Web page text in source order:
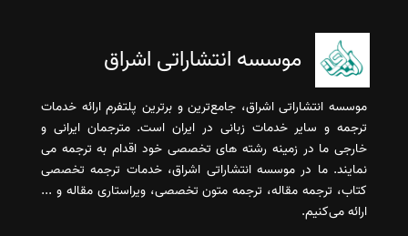
موسسه انتشاراتی اشراق
موسسه انتشاراتی اشراق، جامع‌ترین و برترین پلتفرم ارائه خدمات
ترجمه و سایر خدمات زبانی در ایران است. مترجمان ایرانی و
خارجی ما در زمینه رشته های تخصصی خود اقدام به ترجمه می
نمایند. ما در موسسه انتشاراتی اشراق، خدمات ترجمه تخصصی
کتاب، ترجمه مقاله، ترجمه متون تخصصی، ویراستاری مقاله و ...
ارائه می‌کنیم.